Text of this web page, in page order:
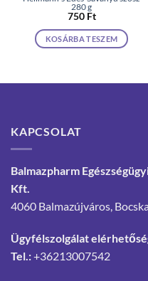
280 g
750 Ft
KOSÁRBA TESZEM
KAPCSOLAT
Balmazpharm
Kft.
4060 Balmazújváros,
Ügyfélszolgálat
Tel.:+36213007542